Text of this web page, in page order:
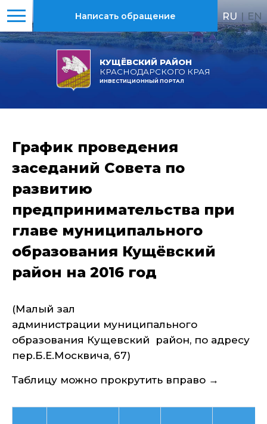
КУЩЁВСКИЙ РАЙОН
КРАСНОДАРСКОГО КРАЯ
ИНВЕСТИЦИОННЫЙ ПОРТАЛ
Написать обращение RU | EN
График проведения
заседаний Совета по
развитию
предпринимательства при
главе муниципального
образования Кущёвский
район на 2016 год
(Малый зал
администрации муниципального
образования Кущевский район, по адресу
пер.Б.Е.Москвича, 67)
Таблицу можно прокрутить вправо →